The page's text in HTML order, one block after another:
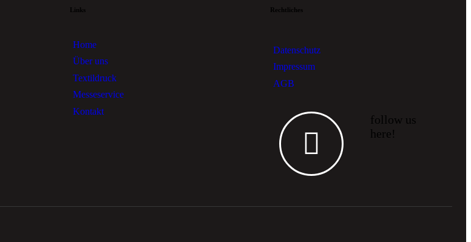
Links
Home
Über uns
Textildruck
Messeservice
Kontakt
Rechtliches
Datenschutz
Impressum
AGB
follow us
here!